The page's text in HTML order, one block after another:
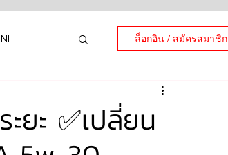
JEEP
ล็อกอิน / สมัครสมาชิก
ยะ ✅เปลี่ยน